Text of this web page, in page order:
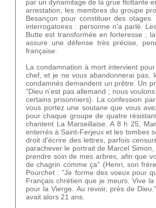
par un dynamitage de la grue flottante
arrestation, les membres du groupe
Besançon pour constituer des
interrogatoires : personne n'a parlé.
Butte est transformée en forteresse ;
assure une défense très précise,
française.
La condamnation à mort intervient
chef, et je ne vous abandonnerai pas,
condamnés demandent un prêtre. Un
"Dieu n'est pas allemand ; nous
certains prisonniers). La confession
vous portez une soutane que vous
pour chaque groupe de quatre
chantent La Marseillaise. A 8 h 25,
enterrés à Saint-Ferjeux et les tombes
droit d'écrire des lettres, parfois
parachever le portrait de Marcel
prendre soin de mes arbres, afin que
de chagrin comme ça" (Henri, son
Pourchet : "Je forme des voeux pour
Français chrétien que je meurs. Vive
pour la Vierge. Au revoir, près de
avait alors 21 ans.